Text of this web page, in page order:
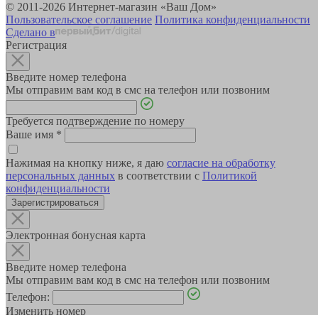
© 2011-2026 Интернет-магазин «Ваш Дом»
Пользовательское соглашение Политика конфиденциальности
Сделано в
Регистрация
Введите номер телефона
Мы отправим вам код в смс на телефон или позвоним
Требуется подтверждение по номеру
Ваше имя *
Нажимая на кнопку ниже, я даю согласие на обработку
персональных данных в соответствии с Политикой
конфиденциальности
Зарегистрироваться
Электронная бонусная карта
Введите номер телефона
Мы отправим вам код в смс на телефон или позвоним
Телефон:
Изменить номер